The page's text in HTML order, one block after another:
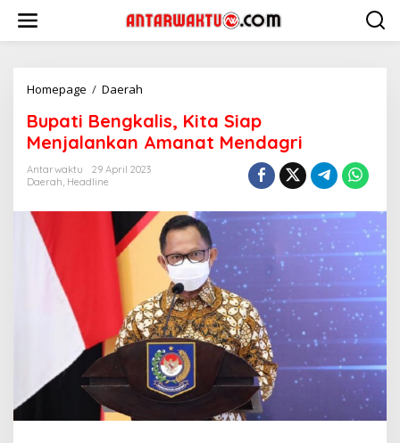
konten
Homepage / Daerah
Kita
Siap
Menjalankan
Amanat
Bupati Bengkalis, Kita Siap
Menjalankan Amanat Mendagri
Antarwaktu
29 April 2023
Daerah, Headline